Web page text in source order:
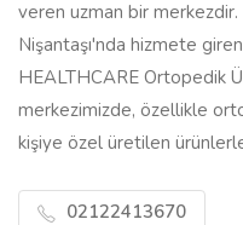
veren uzman bir
Nişantaşı'nda hizmete
HEALTHCARE Ortopedik
merkezimizde, özellikle
kişiye özel üretilen
02122413670